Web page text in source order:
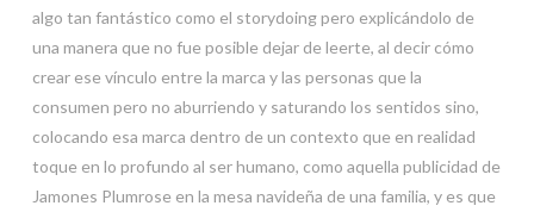
algo tan fantástico como el storydoing pero explicándolo de
una manera que no fue posible dejar de leerte, al decir cómo
crear ese vínculo entre la marca y las personas que la
consumen pero no aburriendo y saturando los sentidos sino,
colocando esa marca dentro de un contexto que en realidad
toque en lo profundo al ser humano, como aquella publicidad de
Jamones Plumrose en la mesa navideña de una familia, y es que